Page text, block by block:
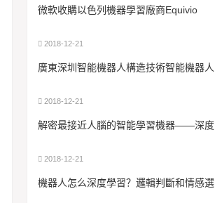
微軟收購以色列機器學習廠商Equivio
2018-12-21
廣東深圳智能機器人構造技術智能機器人
2018-12-21
解密最接近人腦的智能學習機器——深度
2018-12-21
機器人怎么深度學習？邏輯判斷和情感選